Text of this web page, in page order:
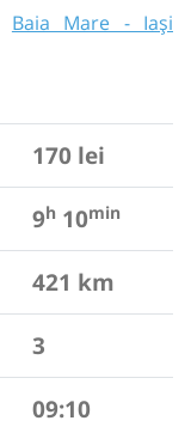
Baia Mare - Iași
170 lei
9h 10min
421 km
3
09:10